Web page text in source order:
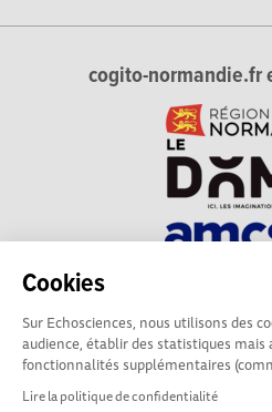
Cookies
Sur Echosciences, nous utilisons des
audience, établir des statistiques mais
fonctionnalités supplémentaires
Lire la politique de confidentialité
cogito-normandie.fr
technique et du dialogue
cogito-normandie.fr est membre
France animé par l'Amcsti.